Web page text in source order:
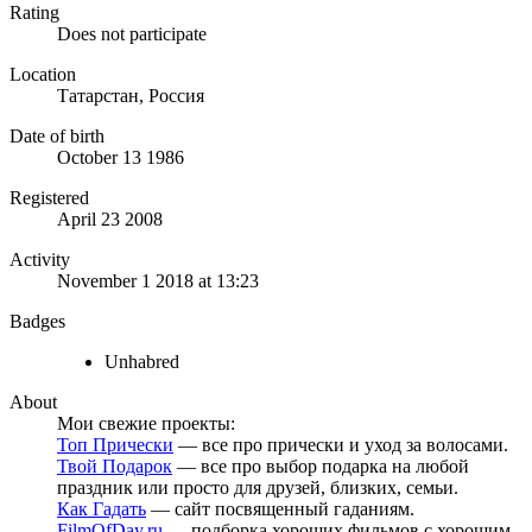
Rating
Does not participate
Location
Татарстан, Россия
Date of birth
October 13 1986
Registered
April 23 2008
Activity
November 1 2018 at 13:23
Badges
Unhabred
About
Мои свежие проекты:
Топ Прически — все про прически и уход за волосами.
Твой Подарок — все про выбор подарка на любой
праздник или просто для друзей, близких, семьи.
Как Гадать — сайт посвященный гаданиям.